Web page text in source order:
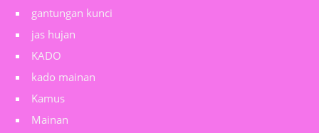
gantungan kunci
jas hujan
KADO
kado mainan
Kamus
Mainan